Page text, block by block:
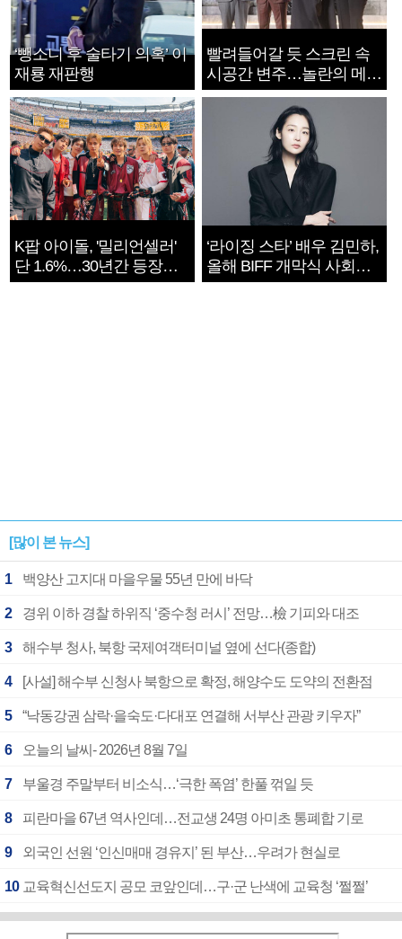
‘뺑소니 후 술타기 의혹’ 이
재룡 재판행
빨려들어갈 듯 스크린 속
시공간 변주…놀란의 메시
지는 ‘전쟁 속죄’
K팝 아이돌, '밀리언셀러'
단 1.6%…30년간 등장
1182개팀 전수조사
‘라이징 스타’ 배우 김민하,
올해 BIFF 개막식 사회자
확정
[많이 본 뉴스]
1 백양산 고지대 마을우물 55년 만에 바닥
2 경위 이하 경찰 하위직 ‘중수청 러시’ 전망…檢 기피와 대조
3 해수부 청사, 북항 국제여객터미널 옆에 선다(종합)
4 [사설] 해수부 신청사 북항으로 확정, 해양수도 도약의 전환점
5 “낙동강권 삼락·을숙도·다대포 연결해 서부산 관광 키우자”
6 오늘의 날씨- 2026년 8월 7일
7 부울경 주말부터 비소식…‘극한 폭염’ 한풀 꺾일 듯
8 피란마을 67년 역사인데…전교생 24명 아미초 통폐합 기로
9 외국인 선원 ‘인신매매 경유지’ 된 부산…우려가 현실로
10 교육혁신선도지 공모 코앞인데…구·군 난색에 교육청 ‘쩔쩔’